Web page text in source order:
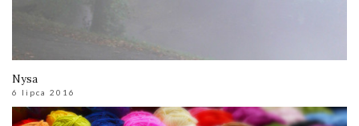
Nysa
6 lipca 2016